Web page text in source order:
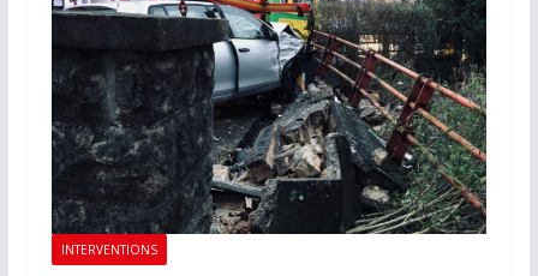
INTERVENTIONS